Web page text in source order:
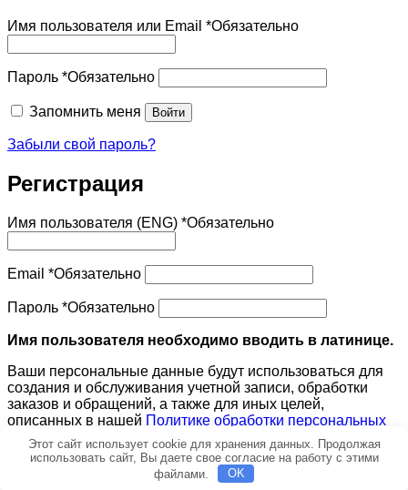
Имя пользователя или Email *Обязательно
Пароль *Обязательно
Запомнить меня Войти
Забыли свой пароль?
Регистрация
Имя пользователя (ENG) *Обязательно
Email *Обязательно
Пароль *Обязательно
Имя пользователя необходимо вводить в латинице.
Ваши персональные данные будут использоваться для
создания и обслуживания учетной записи, обработки
заказов и обращений, а также для иных целей,
описанных в нашей Политике обработки персональных
данных
Этот сайт использует cookie для хранения данных. Продолжая
использовать сайт, Вы даете свое согласие на работу с этими
файлами.
OK